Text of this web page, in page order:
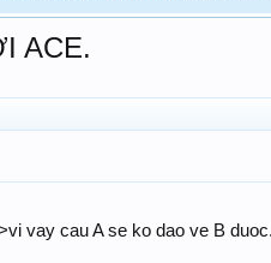
ACE.
vay cau A se ko dao ve B